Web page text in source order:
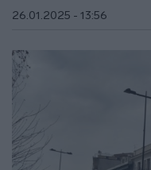
26.01.2025 - 13:56